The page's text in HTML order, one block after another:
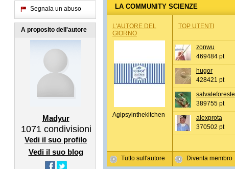
Segnala un abuso
A proposito dell'autore
Madyur
1071 condivisioni
Vedi il suo profilo
Vedi il suo blog
LA COMMUNITY SCIENZE
L'AUTORE DEL
GIORNO
Agipsyinthekitchen
Tutto sull'autore
TOP UTENTI
zonwu
469484 pt
hugor
428421 pt
salvaleforeste
389755 pt
alexprota
370502 pt
Diventa membro